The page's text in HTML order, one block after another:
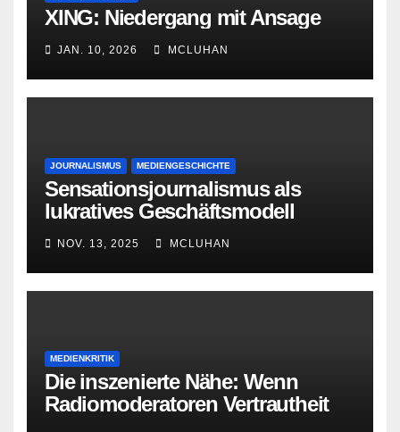
XING: Niedergang mit Ansage
JAN. 10, 2026 MCLUHAN
JOURNALISMUS MEDIENGESCHICHTE
Sensationsjournalismus als
lukratives Geschäftsmodell
NOV. 13, 2025 MCLUHAN
MEDIENKRITIK
Die inszenierte Nähe: Wenn
Radiomoderatoren Vertrautheit